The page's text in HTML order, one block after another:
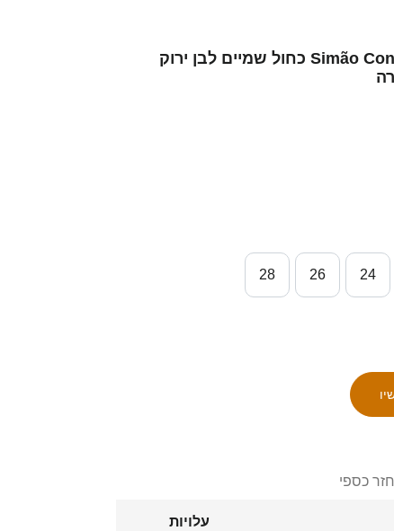
ילדים פורטוגל Simão Constantino #21 כחול שמיים לבן ירוק
24
26
28
כספי
עלויות